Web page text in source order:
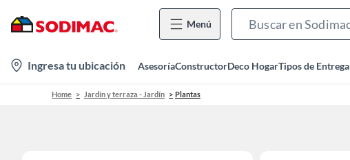
Menú
location-
icon
Ingresa tu ubicación AsesoríaConstructorDeco HogarTipos de Entrega
Home Jardín y terraza - Jardín Plantas